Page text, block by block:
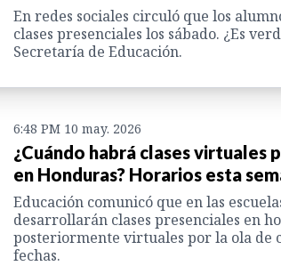
En redes sociales circuló que los
clases presenciales los sábado. ¿Es
Secretaría de Educación.
6:48 PM 10 may. 2026
¿Cuándo habrá clases virtuales
en Honduras? Horarios esta
Educación comunicó que en las
desarrollarán clases presenciales en
posteriormente virtuales por la ola de
fechas.